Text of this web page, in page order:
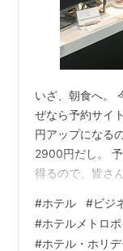
いざ、朝食へ。
ぜなら予約サイ
円アップになる
2900円だし。
得るので、皆さ
「ニューデイズ
#ホテル #ビジ
#ホテルメトロ
#ホテル・ホリデ